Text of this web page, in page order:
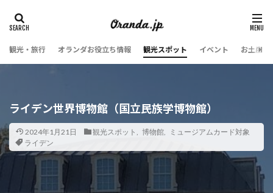
観光・旅行 オランダお役立ち情報 観光スポット イベント お土産・
ライデン世界博物館（国立民族学博物館）
2024年1月21日 観光スポット 博物館
ミュージアムカード対象
ライデン